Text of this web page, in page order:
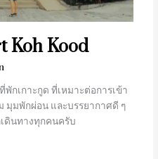
Koh Kood
กเกาะกูด ที่เหมาะต่อการเข้า
มุมพักผ่อน และบรรยากาศดี ๆ
ดินทางทุกคนครับ